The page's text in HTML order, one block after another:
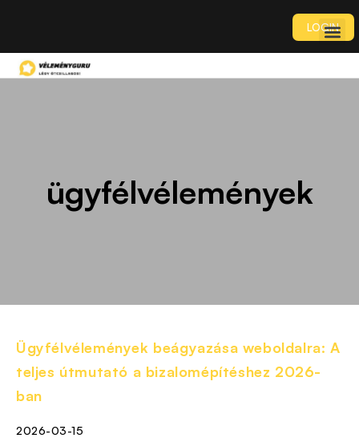
LOGIN
ügyfélvélemények
Ügyfélvélemények beágyazása weboldalra: A
teljes útmutató a bizalomépítéshez 2026-
ban
2026-03-15